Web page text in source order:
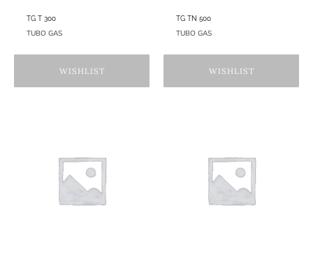
TG T 300
TUBO GAS
WISHLIST
TG TN 500
TUBO GAS
WISHLIST